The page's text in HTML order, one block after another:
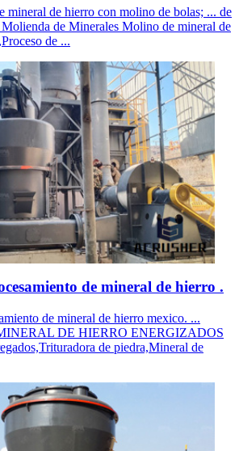
mineral de hierro con molino de bolas; ... de
de Minerales Molino de mineral de
de ...
de mineral de hierro .
de mineral de hierro mexico. ...
DE HIERRO ENERGIZADOS
de piedra,Mineral de